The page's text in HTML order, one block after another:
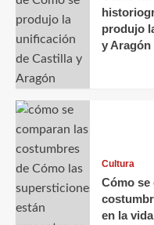
produjo
y Aragón
Cultura
Cómo se
en la